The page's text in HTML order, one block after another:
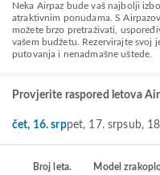
Neka Airpaz bude vaš najbolji
atraktivnim ponudama. S
možete brzo pretraživati,
vašem budžetu. Rezervirajte svoj
putovanja i nenadmašne uštede.
Provjerite raspored letova
čet, 16. srppet, 17. srpsub,
Broj leta. Model